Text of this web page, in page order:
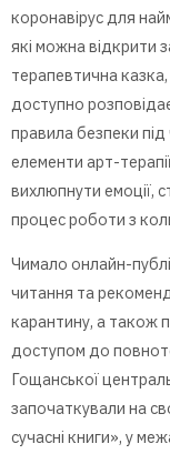
коронавірус для
які можна відкрити
терапевтична
доступно
правила безпеки під
елементи арт-
вихлюпнути емоції,
процес роботи з
Чимало онлайн-
читання та
карантину, а також
доступом до
Гощанської
започаткували на
сучасні книги», у